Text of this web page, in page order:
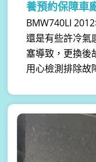
養預約保障車
BMW740LI
還是有些許冷氣
塞導致，更換後
用心檢測排除故